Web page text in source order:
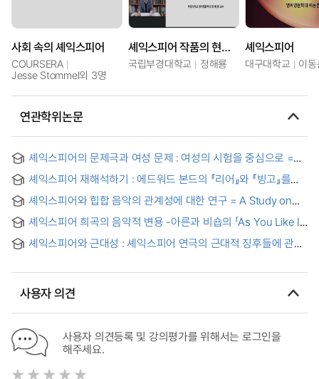
사회 속의 셰익스피어
COURSERA
Jesse Stommel외 3명
셰익스피어 작품의 현대적 의미
국립부경대학교 정해룡
셰익스피어
대구대학교 이
연관학위논문
셰익스피어의 문제극과 여성 문제 : 여성의 시험을 중심으로 =
Shakespare's problem plays and the woman question
셰익스피어 재해석하기 : 에드워드 본드의 『리어』와 『빙고』를
중심으로
셰익스피어와 힙합 음악의 관계성에 대한 연구 = A Study on
the Relationship between Shakespeare and Hip-Hop
Music
셰익스피어 희곡의 음악적 변용 -아른과 비숍의 「As You Like It」
을 중심으로-
셰익스피어와 근대성 : 셰익스피어 연극의 근대적 징후들에 관한
Shakespeare's plays
사용자 의견
사용자 의견등록 및 강의평가를 위해서는 로그인을
해주세요.